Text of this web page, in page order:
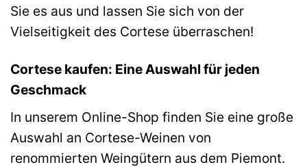
Sie es aus und lassen Sie sich von der
Vielseitigkeit des Cortese überraschen!
Cortese kaufen: Eine Auswahl für jeden
Geschmack
In unserem Online-Shop finden Sie eine große
Auswahl an Cortese-Weinen von
renommierten Weingütern aus dem Piemont.